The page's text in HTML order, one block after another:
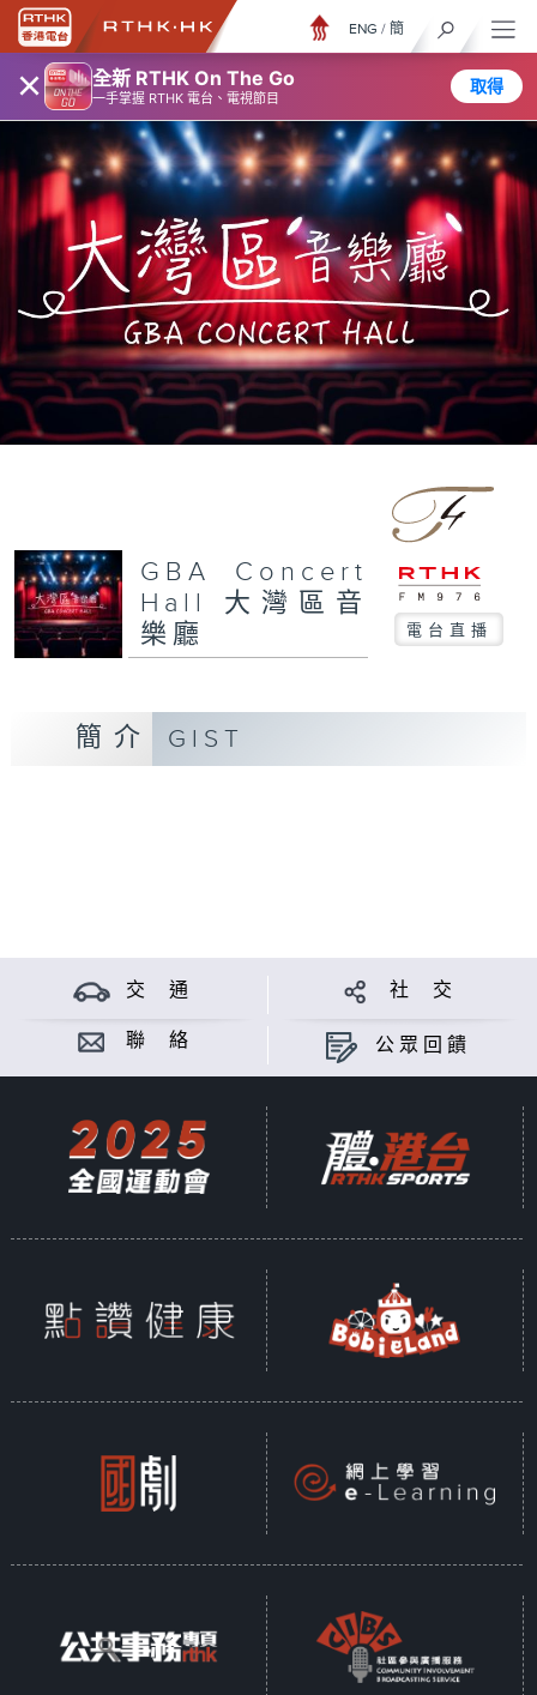
× 全新 RTHK On The Go
一手掌握 RTHK 電台、電視節目
取得
ENG / 簡
GBA Concert
Hall 大灣區音
樂廳
電台直播
簡介 GIST
交 通 社 交
聯 絡 公眾回饋